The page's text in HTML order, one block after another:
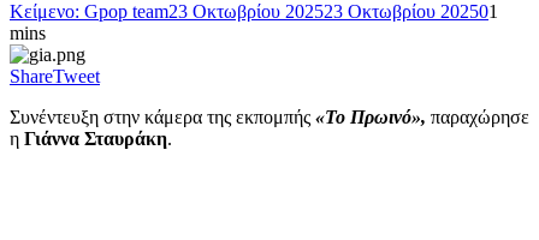
Κείμενο: Gpop team23 Οκτωβρίου 202523 Οκτωβρίου 202501
mins
ShareTweet
Συνέντευξη στην κάμερα της εκπομπής «Το Πρωινό», παραχώρησε
η Γιάννα Σταυράκη.